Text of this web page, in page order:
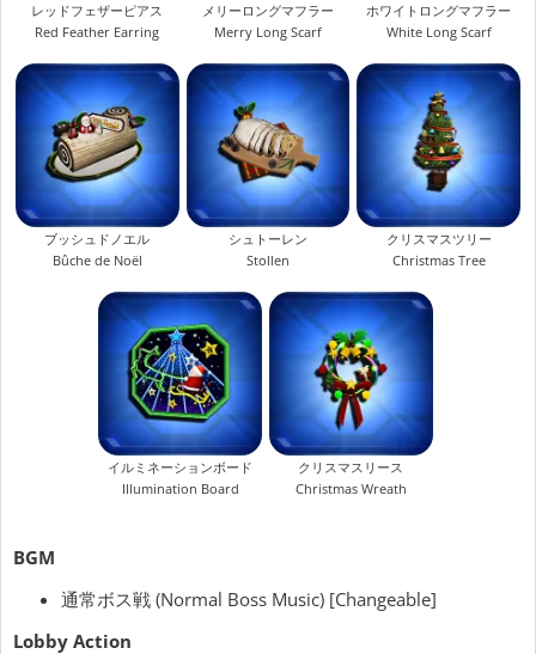
レッドフェザーピアス
Red Feather Earring
メリーロングマフラー
Merry Long Scarf
ホワイトロングマフラー
White Long Scarf
ブッシュドノエル
Bûche de Noël
シュトーレン
Stollen
クリスマスツリー
Christmas Tree
イルミネーションボード
Illumination Board
クリスマスリース
Christmas Wreath
BGM
通常ボス戦 (Normal Boss Music) [Changeable]
Lobby Action